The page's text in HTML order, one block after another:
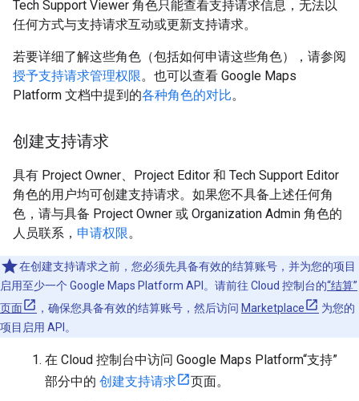
Tech Support Viewer 角色只能查看支持请求信息，无法以
任何方式与支持请求互动或更新支持请求。
若要详细了解这些角色（包括如何申请这些角色），请参阅
授予支持请求管理权限。也可以查看 Google Maps
Platform 文档中提到的各种角色的对比。
创建支持请求
具有 Project Owner、Project Editor 和 Tech Support Editor
角色的用户均可创建支持请求。如果您不具备上述任何角
色，请与具备 Project Owner 或 Organization Admin 角色的
人员联系， 申请权限。
在创建支持请求之前，您必须先具备有效的结算账号，并为您的项目
启用至少一个 Google Maps Platform API。请前往 Cloud 控制台的“结算”
页面
，确保您具备有效的结算账号，然后访问 Marketplace
为您的
项目启用 API。
在 Cloud 控制台中访问 Google Maps Platform“支持”
部分中的 创建支持请求
页面。